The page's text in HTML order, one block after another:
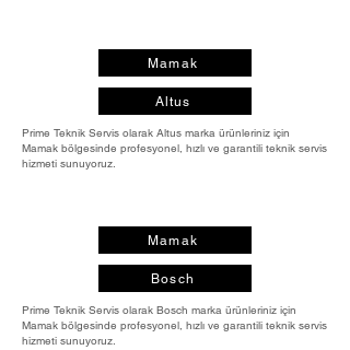
Mamak
Altus
Prime Teknik Servis olarak Altus marka ürünleriniz için
Mamak bölgesinde profesyonel, hızlı ve garantili teknik servis
hizmeti sunuyoruz.
Mamak
Bosch
Prime Teknik Servis olarak Bosch marka ürünleriniz için
Mamak bölgesinde profesyonel, hızlı ve garantili teknik servis
hizmeti sunuyoruz.